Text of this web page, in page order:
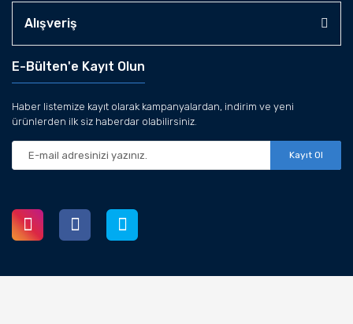
Alışveriş
E-Bülten'e Kayıt Olun
Haber listemize kayıt olarak kampanyalardan, indirim ve yeni
ürünlerden ilk siz haberdar olabilirsiniz.
Kayıt Ol